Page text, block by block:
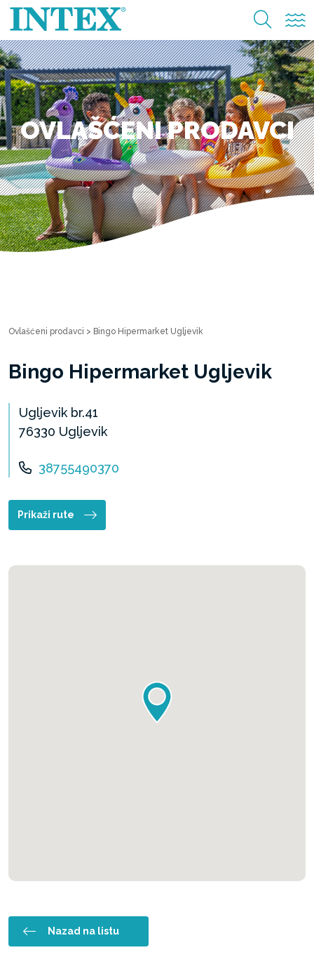
OVLAŠĆENI PRODAVCI
Ovlašćeni prodavci > Bingo Hipermarket Ugljevik
Bingo Hipermarket Ugljevik
Ugljevik br.41
76330 Ugljevik
38755490370
Prikaži rute
Nazad na listu